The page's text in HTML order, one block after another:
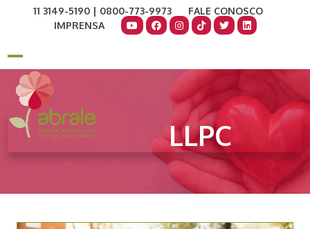
11 3149-5190 | 0800-773-9973
FALE CONOSCO
IMPRENSA
Open
mobile
menu
Close
mobile
menu
LLPC